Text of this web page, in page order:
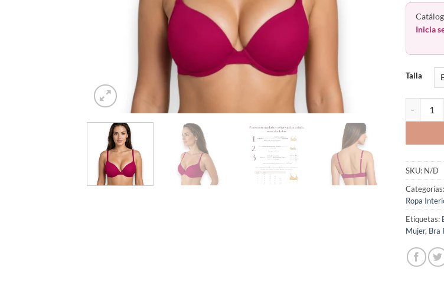
Inicia
Talla
SKU: N/D
Categorías:
Ropa
Etiquetas:
Mujer, Bra